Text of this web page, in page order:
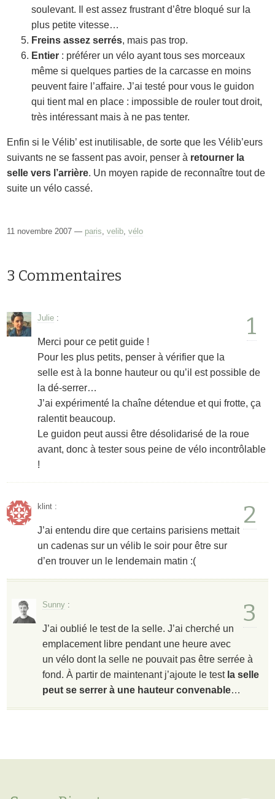
soulevant. Il est assez frustrant d’être bloqué sur la
plus petite vitesse…
Freins assez serrés, mais pas trop.
Entier : préférer un vélo ayant tous ses morceaux
même si quelques parties de la carcasse en moins
peuvent faire l’affaire. J’ai testé pour vous le guidon
qui tient mal en place : impossible de rouler tout droit,
très intéressant mais à ne pas tenter.
Enfin si le Vélib’ est inutilisable, de sorte que les Vélib’eurs
suivants ne se fassent pas avoir, penser à retourner la
selle vers l’arrière. Un moyen rapide de reconnaître tout de
suite un vélo cassé.
11 novembre 2007 — paris,velib,vélo
3 Commentaires
1
Julie :
Merci pour ce petit guide !
Pour les plus petits, penser à vérifier que la
selle est à la bonne hauteur ou qu’il est possible de
la dé-serrer…
J’ai expérimenté la chaîne détendue et qui frotte, ça
ralentit beaucoup.
Le guidon peut aussi être désolidarisé de la roue
avant, donc à tester sous peine de vélo incontrôlable
!
2
klint :
J’ai entendu dire que certains parisiens mettait
un cadenas sur un vélib le soir pour être sur
d’en trouver un le lendemain matin :(
3
Sunny :
J’ai oublié le test de la selle. J’ai cherché un
emplacement libre pendant une heure avec
un vélo dont la selle ne pouvait pas être serrée à
fond. À partir de maintenant j’ajoute le test la selle
peut se serrer à une hauteur convenable…